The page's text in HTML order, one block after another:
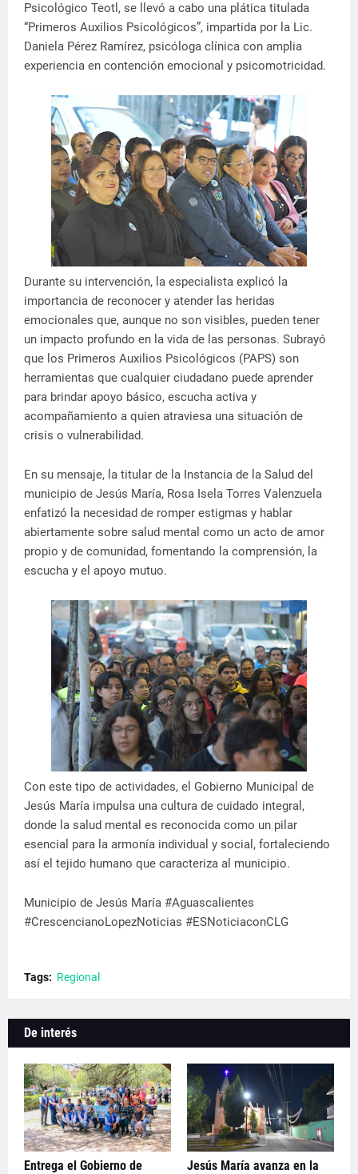
Psicológico Teotl, se llevó a cabo una plática titulada
“Primeros Auxilios Psicológicos”, impartida por la Lic.
Daniela Pérez Ramírez, psicóloga clínica con amplia
experiencia en contención emocional y psicomotricidad.
Durante su intervención, la especialista explicó la
importancia de reconocer y atender las heridas
emocionales que, aunque no son visibles, pueden tener
un impacto profundo en la vida de las personas. Subrayó
que los Primeros Auxilios Psicológicos (PAPS) son
herramientas que cualquier ciudadano puede aprender
para brindar apoyo básico, escucha activa y
acompañamiento a quien atraviesa una situación de
crisis o vulnerabilidad.
En su mensaje, la titular de la Instancia de la Salud del
municipio de Jesús María, Rosa Isela Torres Valenzuela
enfatizó la necesidad de romper estigmas y hablar
abiertamente sobre salud mental como un acto de amor
propio y de comunidad, fomentando la comprensión, la
escucha y el apoyo mutuo.
Con este tipo de actividades, el Gobierno Municipal de
Jesús María impulsa una cultura de cuidado integral,
donde la salud mental es reconocida como un pilar
esencial para la armonía individual y social, fortaleciendo
así el tejido humano que caracteriza al municipio.
Municipio de Jesús María #Aguascalientes
#CrescencianoLopezNoticias #ESNoticiaconCLG
Tags: Regional
De interés
Entrega el Gobierno de Jesús María avanza en la